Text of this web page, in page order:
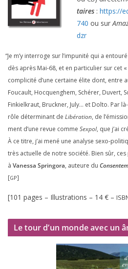
taires : https://​
740 ou sur
dzr
“Je m’y inter­roge sur l’impunité qui a
dès après Mai-68, et en par­ti­cu­lier sur cet
com­pli­ci­té d’une cer­taine élite dont, entre
Foucault, Hocquenghem, Schérer, Duvert,
Finkielkraut, Bruckner, July… et Dolto. Par
rôle déter­mi­nant de Libération, de
ment d’une revue comme Sexpol, que j’ai
À ce titre, j’ai mené une ana­lyse sexo-
très actuelle de notre socié­té. Bien sûr,
à Vanessa Springora, auteure du
[GP]
[101 pages – Illustrations – 14 € –
Le tour d’un monde avec un